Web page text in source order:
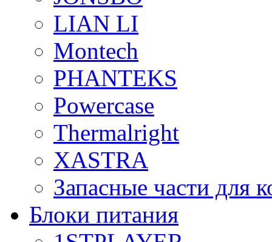
LIAN LI
Montech
PHANTEKS
Powercase
Thermalright
XASTRA
Запасные части для
Блоки питания